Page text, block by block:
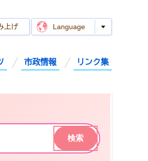
上げ Language
市政情報 リンク集